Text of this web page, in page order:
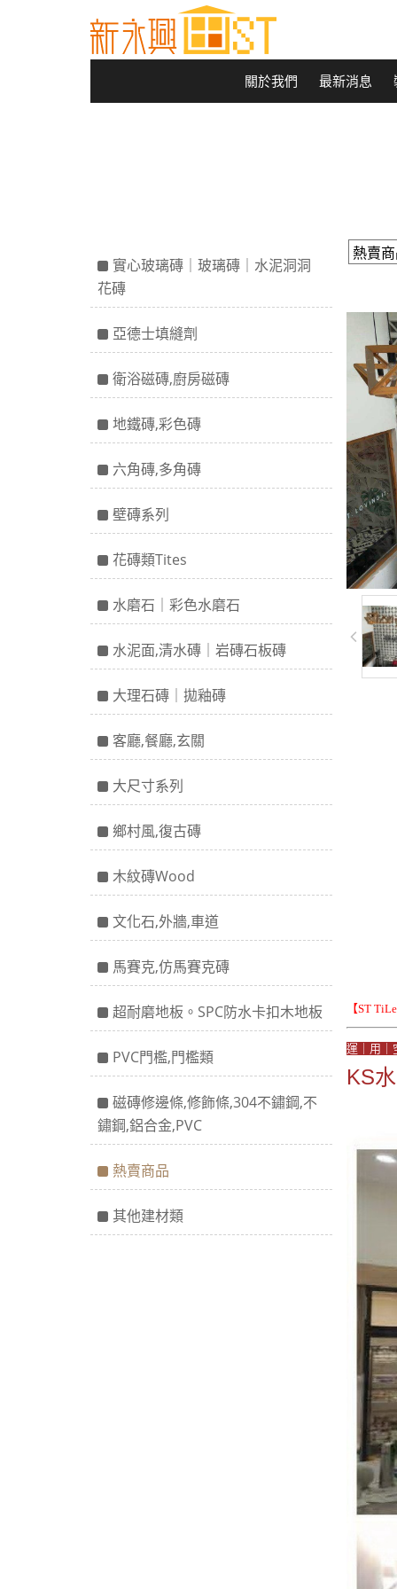
關於我們 最新消息
實心玻璃磚｜玻璃磚｜水泥洞洞
花磚
亞德士填縫劑
衛浴磁磚,廚房磁磚
地鐵磚,彩色磚
六角磚,多角磚
壁磚系列
花磚類Tites
水磨石｜彩色水磨石
水泥面,清水磚｜岩磚石板磚
大理石磚｜拋釉磚
客廳,餐廳,玄關
大尺寸系列
鄉村風,復古磚
木紋磚Wood
文化石,外牆,車道
馬賽克,仿馬賽克磚
超耐磨地板。SPC防水卡扣木地板
PVC門檻,門檻類
磁磚修邊條,修飾條,304不鏽鋼,不
鏽鋼,鋁合金,PVC
熱賣商品
其他建材類
【ST
運｜用｜
KS